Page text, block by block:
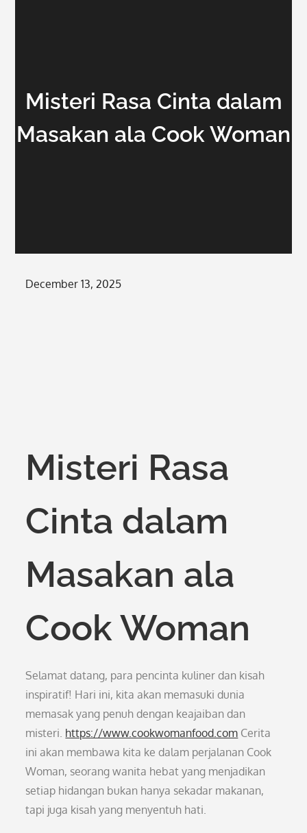
Misteri Rasa Cinta dalam
Masakan ala Cook Woman
Posted
December 13, 2025
Misteri Rasa
Cinta dalam
Masakan ala
Cook Woman
Selamat datang, para pencinta kuliner dan kisah
inspiratif! Hari ini, kita akan memasuki dunia
memasak yang penuh dengan keajaiban dan
misteri. https://www.cookwomanfood.com Cerita
ini akan membawa kita ke dalam perjalanan Cook
Woman, seorang wanita hebat yang menjadikan
setiap hidangan bukan hanya sekadar makanan,
tapi juga kisah yang menyentuh hati.